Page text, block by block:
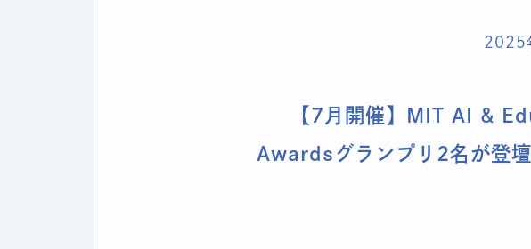
2025
【7月開催】MIT AI &
Awardsグランプリ2名が登